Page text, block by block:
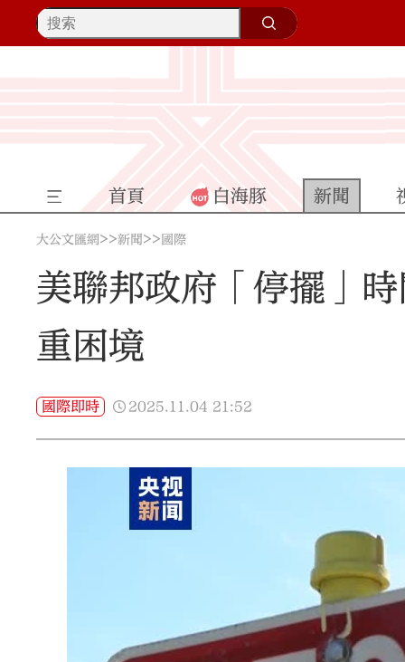
首頁 白海豚 新聞
大公文匯網>>新聞>> 國際
美聯邦政府「停擺」
重困境
國際即時 2025.11.04 21:52